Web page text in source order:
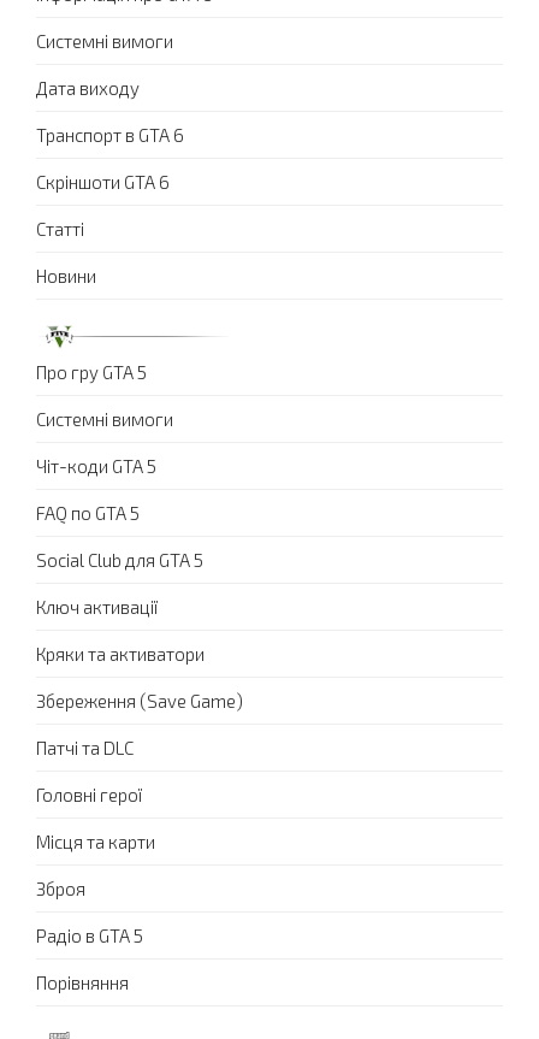
Системні вимоги
Дата виходу
Транспорт в GTA 6
Скріншоти GTA 6
Статті
Новини
Про гру GTA 5
Системні вимоги
Чіт-коди GTA 5
FAQ по GTA 5
Social Club для GTA 5
Ключ активації
Кряки та активатори
Збереження (Save Game)
Патчі та DLC
Головні герої
Місця та карти
Зброя
Радіо в GTA 5
Порівняння